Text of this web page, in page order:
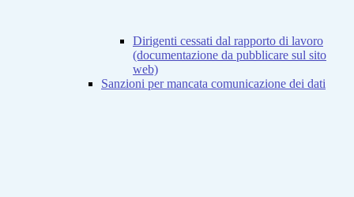
Dirigenti cessati dal rapporto di lavoro
(documentazione da pubblicare sul sito
web)
Sanzioni per mancata comunicazione dei dati